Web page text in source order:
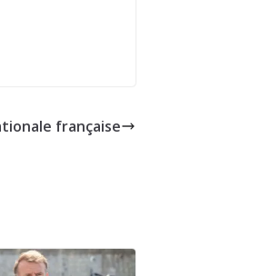
française